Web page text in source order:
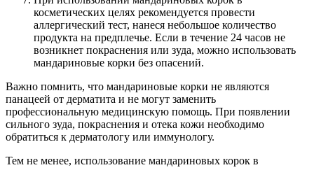
косметических целях рекомендуется провести
аллергический тест, нанеся небольшое количество
продукта на предплечье. Если в течение 24 часов не
возникнет покраснения или зуда, можно использовать
мандариновые корки без опасений.
Важно помнить, что мандариновые корки не являются
панацеей от дерматита и не могут заменить
профессиональную медицинскую помощь. При появлении
сильного зуда, покраснения и отека кожи необходимо
обратиться к дерматологу или иммунологу.
Тем не менее, использование мандариновых корок в